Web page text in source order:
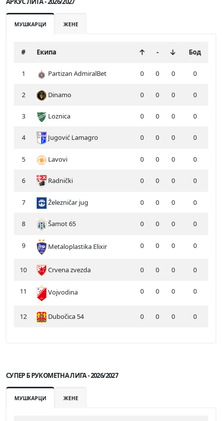
МУШКАРЦИ ЖЕНЕ
# Екипа - Бод
1 Partizan AdmiralBet 0 0 0 0
2 Dinamo 0 0 0 0
3 Loznica 0 0 0 0
4 Jugović Lamagro 0 0 0 0
5 Lavovi 0 0 0 0
6 Radnički 0 0 0 0
7 Železničar jug 0 0 0 0
8 Šamot 65 0 0 0 0
9 Metaloplastika Elixir 0 0 0 0
10 Crvena zvezda 0 0 0 0
11 Vojvodina 0 0 0 0
12 Dubočica 54 0 0 0 0
СУПЕР Б РУКОМЕТНА ЛИГА - 2026/2027
МУШКАРЦИ ЖЕНЕ